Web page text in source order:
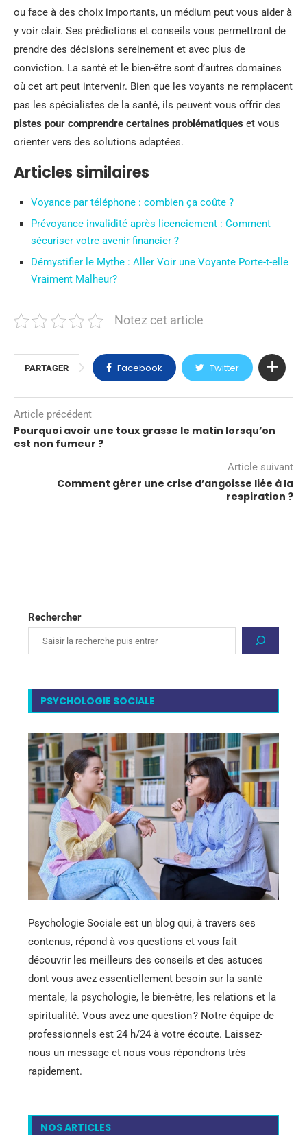
ou face à des choix importants, un médium peut vous aider à
y voir clair. Ses prédictions et conseils vous permettront de
prendre des décisions sereinement et avec plus de
conviction. La santé et le bien-être sont d’autres domaines
où cet art peut intervenir. Bien que les voyants ne remplacent
pas les spécialistes de la santé, ils peuvent vous offrir des
pistes pour comprendre certaines problématiques et vous
orienter vers des solutions adaptées.
Articles similaires
Voyance par téléphone : combien ça coûte ?
Prévoyance invalidité après licenciement : Comment
sécuriser votre avenir financier ?
Démystifier le Mythe : Aller Voir une Voyante Porte-t-elle
Vraiment Malheur?
Notez cet article
PARTAGER Facebook Twitter
Article précédent
Pourquoi avoir une toux grasse le matin lorsqu’on
est non fumeur ?
Article suivant
Comment gérer une crise d’angoisse liée à la
respiration ?
Rechercher
PSYCHOLOGIE SOCIALE
Psychologie Sociale est un blog qui, à travers ses
contenus, répond à vos questions et vous fait
découvrir les meilleurs des conseils et des astuces
dont vous avez essentiellement besoin sur la santé
mentale, la psychologie, le bien-être, les relations et la
spiritualité. Vous avez une question ? Notre équipe de
professionnels est 24 h/24 à votre écoute. Laissez-
nous un message et nous vous répondrons très
rapidement.
NOS ARTICLES